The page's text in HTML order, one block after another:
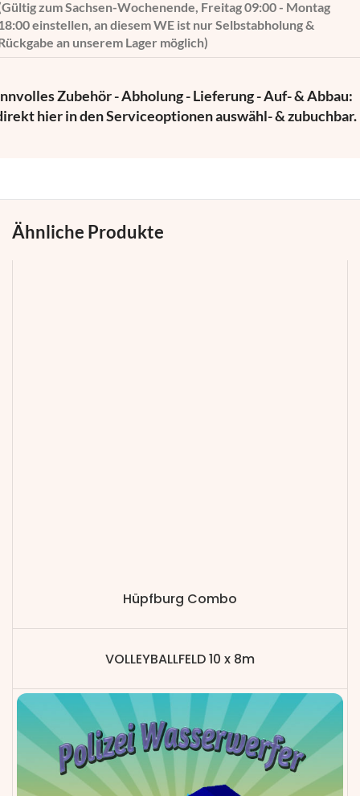
zum Sachsen-Wochenende, Freitag 09:00 - Montag
einstellen, an diesem WE ist nur Selbstabholung &
an unserem Lager möglich)
Zubehör - Abholung - Lieferung - Auf- & Abbau:
hier in den Serviceoptionen auswähl- & zubuchbar.
Ähnliche Produkte
Hüpfburg Combo
VOLLEYBALLFELD 10 x 8m